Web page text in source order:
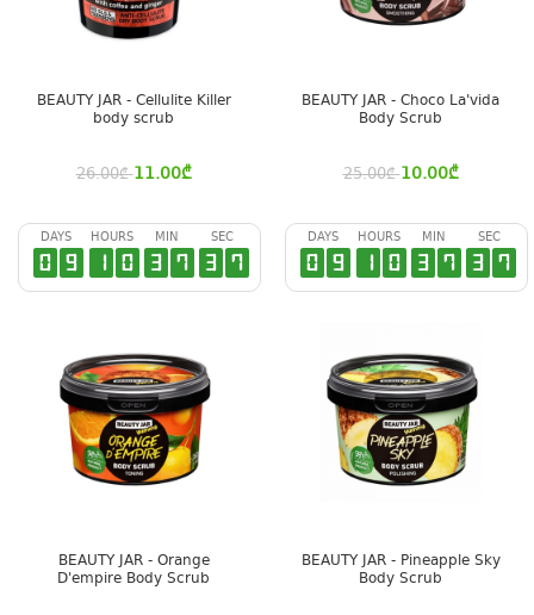
BEAUTY JAR - Cellulite Killer
body scrub
26.00₾ 11.00₾
BEAUTY JAR - Choco La'vida
Body Scrub
25.00₾ 10.00₾
DAYS
0 9
HOURS
1 0
MIN
3 7
SEC
3 6
BEAUTY JAR - Orange
D'empire Body Scrub
DAYS
0 9
HOURS
1 0
MIN
3 7
SEC
3 6
BEAUTY JAR - Pineapple Sky
Body Scrub